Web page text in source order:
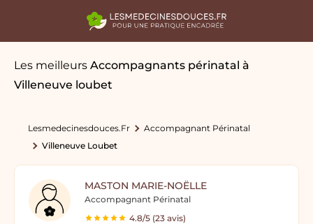
Les meilleurs Accompagnants périnatal à
Villeneuve loubet
Lesmedecinesdouces.fr
Accompagnant Périnatal
Villeneuve Loubet
MASTON MARIE-NOËLLE
Accompagnant Périnatal
4.8/5 (23 avis)